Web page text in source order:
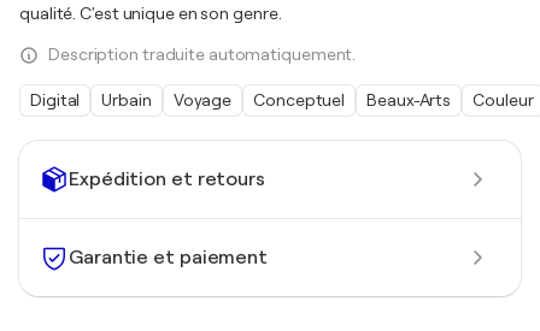
Expédition et retours
Garantie et paiement
qualité. C'est unique en son genre.
Description traduite automatiquement.
Digital Urbain Voyage Conceptuel Beaux-Arts Couleur